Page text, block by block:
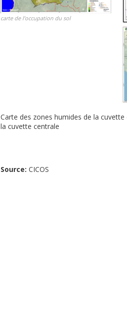
carte de l’occupation du sol
Carte des zones humides de la
la cuvette centrale
Source: CICOS